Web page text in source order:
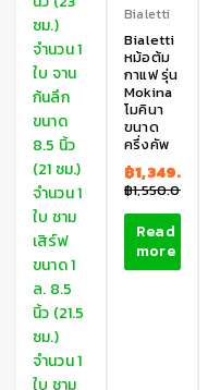
Bialetti
Bialetti
หม้อต้ม
กาแฟ รุ่น
Mokina
โมคินา
ขนาด
ครึ่งคัพ
฿1,550.00
฿1,349.00
Read
more